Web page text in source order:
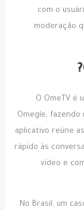
com o
moderação
O OmeTV é
Omegle,
aplicativo reúne
rápido às
vídeo e
No Brasil, um